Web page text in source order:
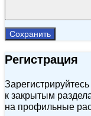
Сохранить
Регистрация
к закрытым
на профильные